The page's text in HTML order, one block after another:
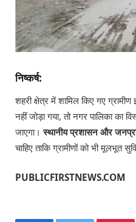
निष्कर्ष:
शहरी क्षेत्र में शामिल किए गए
नहीं जोड़ा गया, तो नगर पालिका का
जाएगा।स्थानीय प्रशासन और
चाहिए ताकि ग्रामीणों को भी मूलभूत
PUBLICFIRSTNEWS.COM